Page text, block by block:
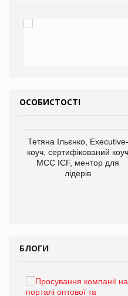
ОСОБИСТОСТІ
Тетяна Ільєнко, Executive-
коуч, сертифікований коуч
МСС ICF, ментор для
лідерів
БЛОГИ